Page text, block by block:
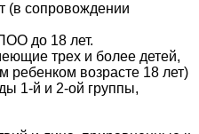
(в сопровождении
до 18 лет.
трех и более детей,
возрасте 18 лет)
1-й и 2-ой группы,